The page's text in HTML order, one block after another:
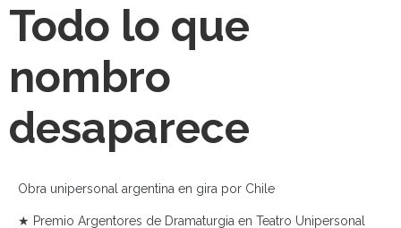
Todo lo que
nombro
desaparece
Obra unipersonal argentina en gira por Chile
★ Premio Argentores de Dramaturgia en Teatro Unipersonal